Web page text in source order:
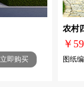
立即购买
农村
￥
图纸编